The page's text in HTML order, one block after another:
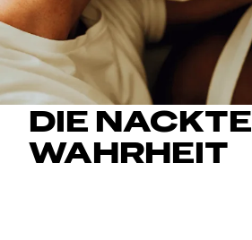
DIE NACKTE
WAHRHEIT